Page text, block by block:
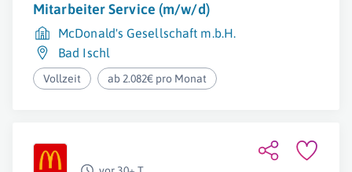
Mitarbeiter Service (m/w/d)
McDonald's Gesellschaft m.b.H.
Bad Ischl
Vollzeit ab 2.082€ pro Monat